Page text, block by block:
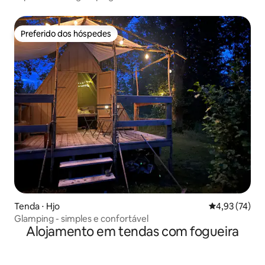
Preferido dos hóspedes
Preferido dos hóspedes
Tenda ⋅ Hjo 4,93 de uma
4,93 (74)
Glamping - simples e confortável
Alojamento em tendas com fogueira